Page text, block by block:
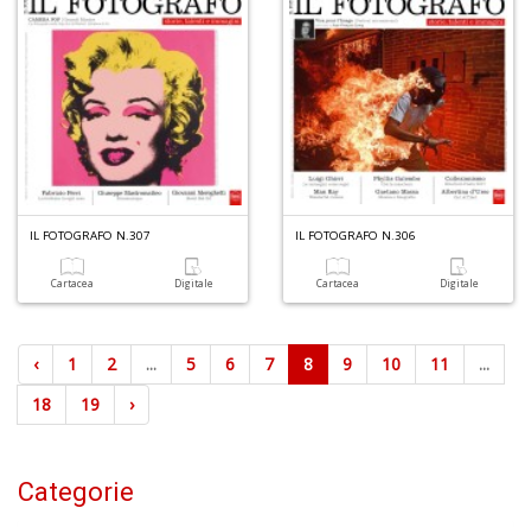
IL FOTOGRAFO N.307
Cartacea Digitale
IL FOTOGRAFO N.306
Cartacea Digitale
‹ 1 2 ... 5 6 7 8 9 10 11
...
18
19 ›
Categorie